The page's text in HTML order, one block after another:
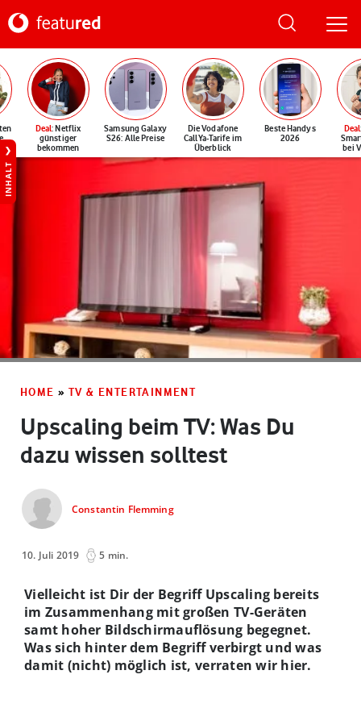
Deal: Netflix
günstiger
bekommen
Samsung Galaxy
S26: Alle Preise
Die Vodafone
CallYa-Tarife im
Überblick
Beste Handys
2026
Deal
bei
INHALT
HOME » TV & ENTERTAINMENT
Upscaling beim TV: Was Du
dazu wissen solltest
Constantin Flemming
10. Juli 2019 5 min.
Vielleicht ist Dir der Begriff Upscaling bereits
im Zusammenhang mit großen TV-Geräten
samt hoher Bildschirmauflösung begegnet.
Was sich hinter dem Begriff verbirgt und was
damit (nicht) möglich ist, verraten wir hier.